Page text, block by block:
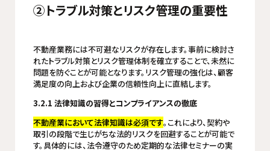
②トラブル対策とリスク管理の重要性
不動産業務には不可避なリスクが存在します。事前に検討さ
れたトラブル対策とリスク管理体制を確立することで、未然に
問題を防ぐことが可能となります。リスク管理の強化は、顧客
満足度の向上および企業の信頼性向上に直結します。
3.2.1 法律知識の習得とコンプライアンスの徹底
不動産業において法律知識は必須です。これにより、契約や
取引の段階で生じがちな法的リスクを回避することが可能で
す。具体的には、法令遵守のため定期的な法律セミナーの実